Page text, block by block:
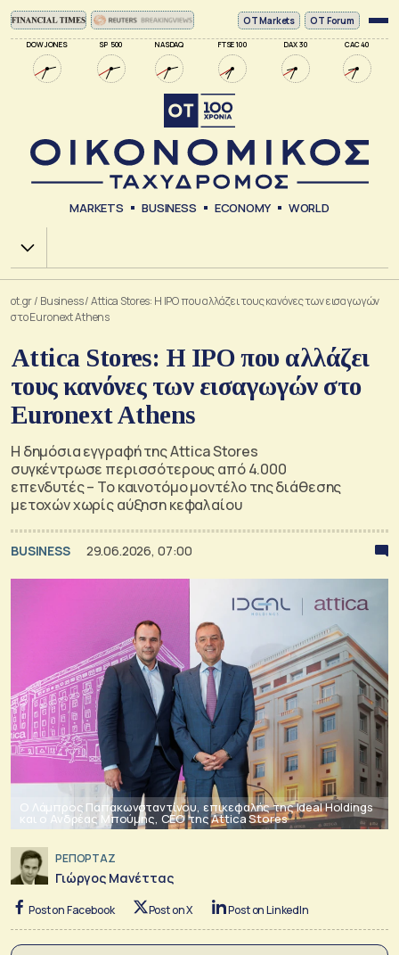
DOW JONES SP 500 NASDAQ FTSE 100 DAX 30 CAC 40
ΟΤ Markets OT Forum
MARKETS BUSINESS ECONOMY WORLD
Χ.Α.
ot.gr/ Business/Attica Stores: Η IPO που αλλάζει τους κανόνες των εισαγωγών
στο Euronext Athens
Attica Stores: Η IPO που αλλάζει
τους κανόνες των εισαγωγών στο
Euronext Athens
Η δημόσια εγγραφή της Attica Stores
συγκέντρωσε περισσότερους από 4.000
επενδυτές – Το καινοτόμο μοντέλο της διάθεσης
μετοχών χωρίς αύξηση κεφαλαίου
BUSINESS 29.06.2026, 07:00
O Λάμπρος Παπακωνσταντίνου, επικεφαλής της Ideal Holdings
και ο Ανδρέας Μπούμης, CEO της Attica Stores
ΡΕΠΟΡΤΑΖ
Γιώργος Μανέττας
Post on Facebook Post on X Post on LinkedIn